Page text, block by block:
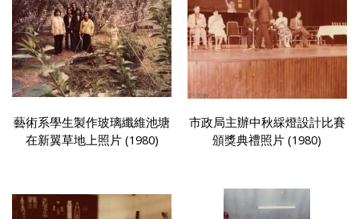
藝術系學生製作玻璃纖維池塘
在新翼草地上照片 (1980)
市政局主辦中秋綵燈設計比賽
頒獎典禮照片 (1980)